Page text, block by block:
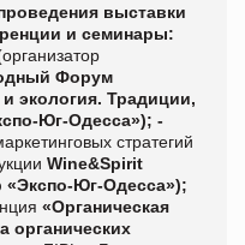
выставки
и семинары:
Форум
экология. Традиции,
Юг-Одесса»); -
стратегий
Wine&Spirit
«Экспо-Юг-Одесса»);
«Органическая
органических